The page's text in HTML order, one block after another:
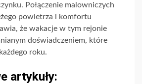
Połączenie malowniczych
powietrza i komfortu
że wakacje w tym rejonie
doświadczeniem, które
roku.
artykuły: